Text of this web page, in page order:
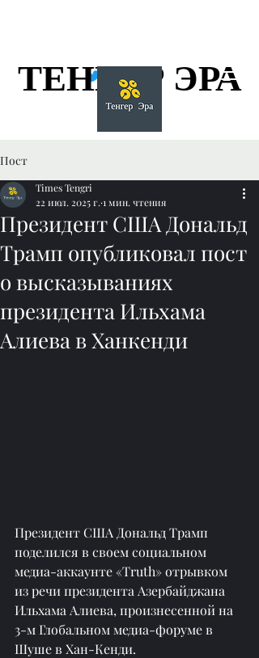
ТЕНГЕР ЭРА
ТЕНГЕР ЭРА
Пост
Президент США Дональд
Трамп опубликовал пост
о высказываниях
президента Ильхама
Алиева в Ханкенди
Times Tengri
22 июл. 2025 г. 1 мин. чтения
Президент США Дональд Трамп
поделился в своем социальном
медиа-аккаунте «Truth» отрывком
из речи президента Азербайджана
Ильхама Алиева, произнесенной на
3-м Глобальном медиа-форуме в
Шуше в Хан-Кенди.